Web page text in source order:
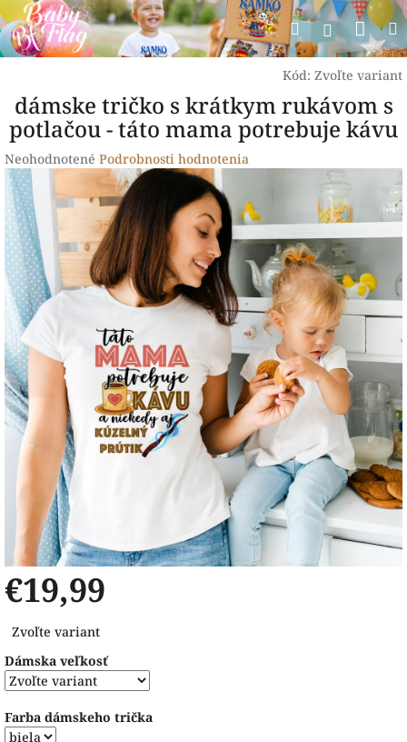
Prejsť
na
obsah
Hľadať
Kód: Zvoľte variant
dámske tričko s krátkym rukávom s
potlačou - táto mama potrebuje kávu
Priemerné
hodnotenie
produktu
je
0,0
z
5
hviezdičiek.
Neohodnotené Podrobnosti hodnotenia
€19,99
cena:
Zvoľte variant
Dámska veľkosť
Farba dámskeho trička